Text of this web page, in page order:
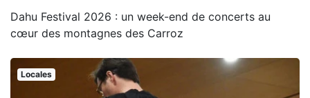
Dahu Festival 2026 : un week-end de concerts au
cœur des montagnes des Carroz
Locales